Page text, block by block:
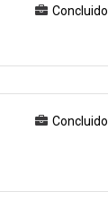
Concluido
Concluido